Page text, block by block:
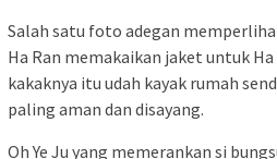
Salah satu foto adegan
Ha Ran memakaikan jaket untuk
kakaknya itu udah kayak rumah
paling aman dan disayang.
Oh Ye Ju yang memerankan si